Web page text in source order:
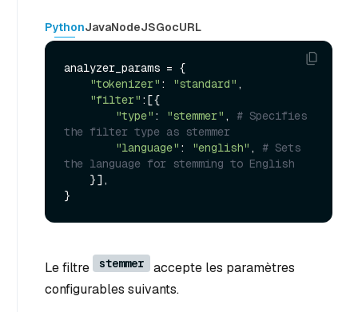
PythonJavaNodeJSGocURL
analyzer_params = {
"tokenizer" : "standard" ,
"filter" :[{
"type" : "stemmer" , # Specifies
the filter type as stemmer
"language" : "english" , # Sets
the language for stemming to English
Le filtre stemmer
accepte les paramètres
configurables suivants.